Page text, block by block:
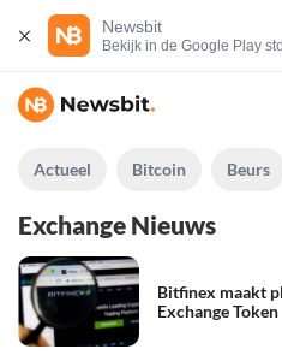
Newsbit
Bekijk in de Google Play
Actueel Bitcoin Beurs
Exchange Nieuws
Bitfinex maakt
Exchange Token